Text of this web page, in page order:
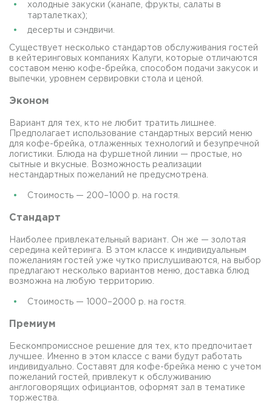
холодные закуски (канапе, фрукты, салаты в
тарталетках);
десерты и сэндвичи.
Существует несколько стандартов обслуживания гостей
в кейтеринговых компаниях Калуги, которые отличаются
составом меню кофе-брейка, способом подачи закусок и
выпечки, уровнем сервировки стола и ценой.
Эконом
Вариант для тех, кто не любит тратить лишнее.
Предполагает использование стандартных версий меню
для кофе-брейка, отлаженных технологий и безупречной
логистики. Блюда на фуршетной линии — простые, но
сытные и вкусные. Возможность реализации
нестандартных пожеланий не предусмотрена.
Стоимость — 200–1000 р. на гостя.
Стандарт
Наиболее привлекательный вариант. Он же — золотая
середина кейтеринга. В этом классе к индивидуальным
пожеланиям гостей уже чутко прислушиваются, на выбор
предлагают несколько вариантов меню, доставка блюд
возможна на любую территорию.
Стоимость — 1000–2000 р. на гостя.
Премиум
Бескомпромиссное решение для тех, кто предпочитает
лучшее. Именно в этом классе с вами будут работать
индивидуально. Составят для кофе-брейка меню с учетом
пожеланий гостей, привлекут к обслуживанию
англоговорящих официантов, оформят зал в тематике
торжества.